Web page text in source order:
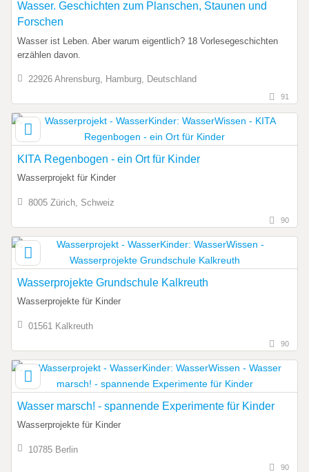
Wasser. Geschichten zum Planschen, Staunen und
Forschen
Wasser ist Leben. Aber warum eigentlich? 18 Vorlesegeschichten
erzählen davon.
22926 Ahrensburg, Hamburg, Deutschland
91
KITA Regenbogen - ein Ort für Kinder
Wasserprojekt für Kinder
8005 Zürich, Schweiz
90
Wasserprojekte Grundschule Kalkreuth
Wasserprojekte für Kinder
01561 Kalkreuth
90
Wasser marsch! - spannende Experimente für Kinder
Wasserprojekte für Kinder
10785 Berlin
90